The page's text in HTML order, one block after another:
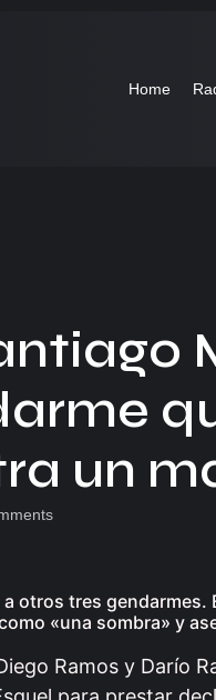
Home
un
otros tres
«una sombra» y
Ramos y Darío